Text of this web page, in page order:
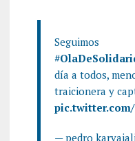
Seguimos
día a todos,
traicionera y
pic.twitter.com/
— pedro